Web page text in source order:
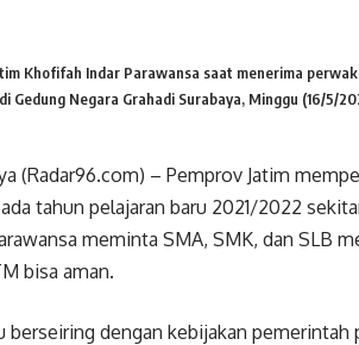
Khofifah Indar Parawansa saat menerima
Gedung Negara Grahadi Surabaya, Minggu (16/5/
(Radar96.com) – Pemprov Jatim
tahun pelajaran baru 2021/2022
meminta SMA, SMK, dan SLB
bisa aman.
berseiring dengan kebijakan